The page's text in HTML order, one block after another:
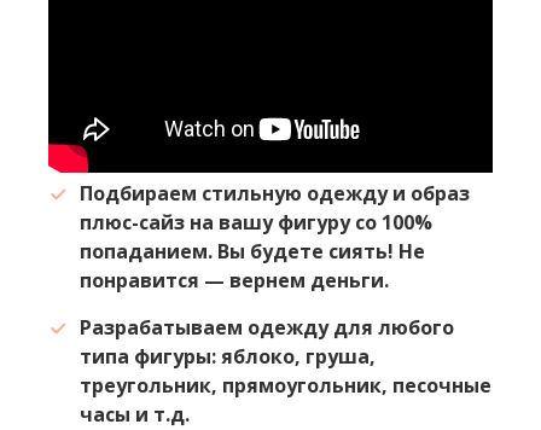
Подбираем стильную одежду и образ
плюс-сайз на вашу фигуру со 100%
попаданием. Вы будете сиять! Не
понравится — вернем деньги.
Разрабатываем одежду для любого
типа фигуры: яблоко, груша,
треугольник, прямоугольник, песочные
часы и т.д.